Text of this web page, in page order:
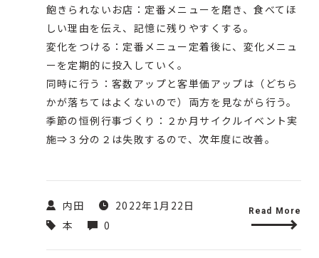
飽きられないお店：定番メニューを磨き、食べてほ
しい理由を伝え、記憶に残りやすくする。
変化をつける：定番メニュー定着後に、変化メニュ
ーを定期的に投入していく。
同時に行う：客数アップと客単価アップは（どちら
かが落ちてはよくないので）両方を見ながら行う。
季節の恒例行事づくり：２か月サイクルイベント実
施⇒３分の２は失敗するので、次年度に改善。
内田
2022年1月22日
本
0
Read More